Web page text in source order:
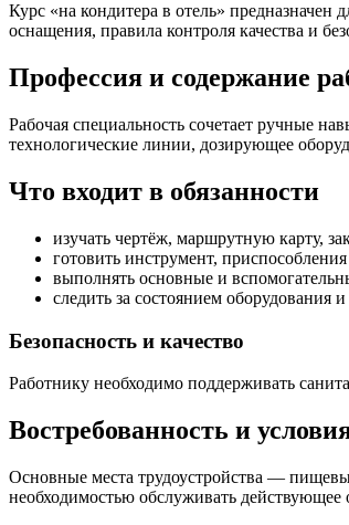
Курс «на кондитера в отель»
оснащения, правила контроля качества и
Профессия и содержание
Рабочая специальность сочетает ручные
технологические линии, дозирующее
Что входит в обязанности
изучать чертёж, маршрутную карту,
готовить инструмент,
выполнять основные и
следить за состоянием оборудования
Безопасность и качество
Работнику необходимо поддерживать
Востребованность и
Основные места трудоустройства —
необходимостью обслуживать